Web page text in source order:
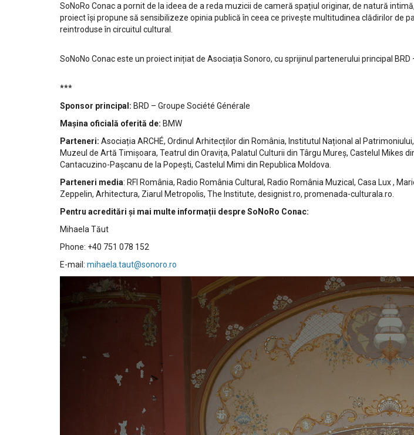
SoNoRo Conac a pornit de la ideea de a reda muzicii de cameră spațiul originar, de natură
proiect își propune să sensibilizeze opinia publică în ceea ce privește multitudinea clădirilor de
reintroduse în circuitul cultural.
SoNoNo Conac este un proiect inițiat de Asociația Sonoro, cu sprijinul partenerului principal
***
Sponsor principal: BRD – Groupe Société Générale
Mașina oficială oferită de: BMW
Parteneri: Asociația ARCHÉ, Ordinul Arhitecților din România, Institutul Național al
Muzeul de Artă Timișoara, Teatrul din Oravița, Palatul Culturii din Târgu Mureș, Castelul Mikes
Cantacuzino-Pașcanu de la Popești, Castelul Mimi din Republica Moldova.
Parteneri media: RFI România, Radio România Cultural, Radio România Muzical, Casa Lux ,
Zeppelin, Arhitectura, Ziarul Metropolis, The Institute, designist.ro, promenada-culturala.ro.
Pentru acreditări și mai multe informații despre SoNoRo Conac:
Mihaela Tăut
Phone: +40 751 078 152
E-mail: mihaela.taut@sonoro.ro